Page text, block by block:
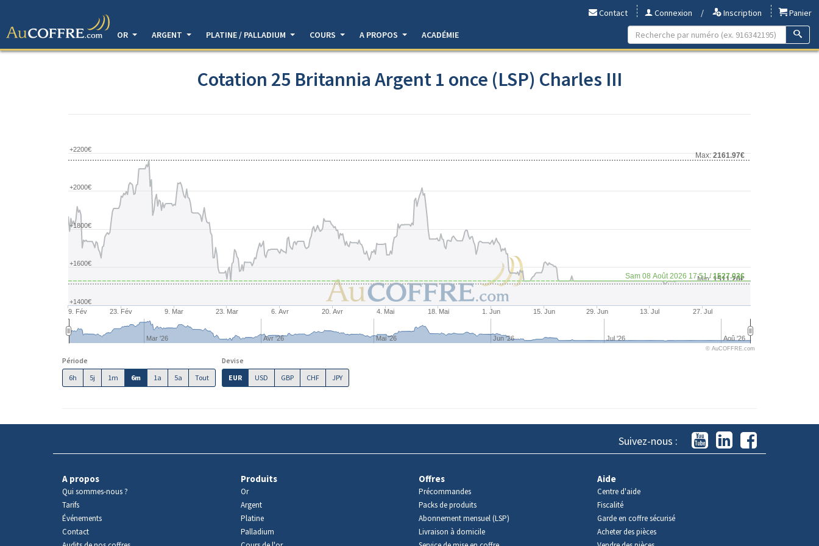
Contact Connexion / Inscription
Panier
OR
ARGENT PLATINE / PALLADIUM COURS A PROPOS ACADÉMIE
Cotation 25 Britannia Argent 1 once (LSP) Charles III
Min:1511.20€
Max:2161.97€
Sam 08 Août 2026 17:51 /1527.03€
9. Fév 23. Fév 9. Mar 23. Mar 6. Avr 20. Avr 4. Mai 18. Mai 1. Jun 15. Jun 29. Jun 13. Jul 27. Jul
Mar '26 Avr '26 Mai '26 Jun '26 Jul '26 Aoû '26
+1400€
+1600€
+1800€
+2000€
+2200€
© AuCOFFRE.com
Période
6h
5j 1m 6m 1a 5a Tout
Devise
EUR
USD GBP CHF JPY
Suivez-nous :
A propos
Qui sommes-nous ?
Tarifs
Événements
Contact
Produits
Or
Argent
Platine
Palladium
Offres
Précommandes
Packs de produits
Abonnement mensuel (LSP)
Livraison à domicile
Aide
Centre d'aide
Fiscalité
Garde en coffre sécurisé
Acheter des pièces